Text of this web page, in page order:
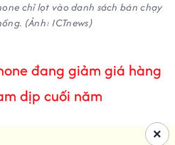
chỉ lọt vào danh sách bán chạy
(Ảnh: ICTnews)
đang giảm giá hàng
dịp cuối năm
×